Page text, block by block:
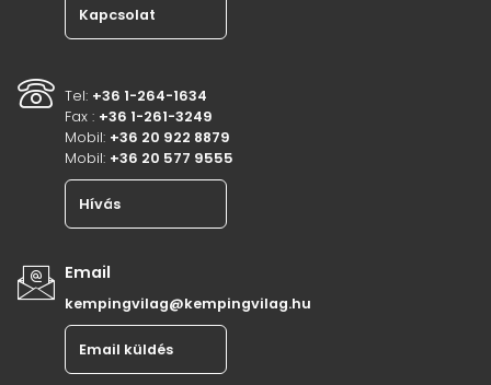
Kapcsolat
Tel: +36 1-264-1634
Fax : +36 1-261-3249
Mobil: +36 20 922 8879
Mobil: +36 20 577 9555
Hívás
Email
kempingvilag@kempingvilag.hu
Email küldés